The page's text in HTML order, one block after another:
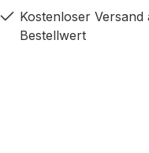
Kostenloser Versand
Bestellwert